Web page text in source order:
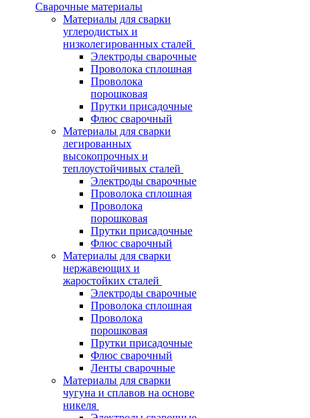
Сварочные материалы
Материалы для сварки
углеродистых и
низколегированных сталей
Электроды сварочные
Проволока сплошная
Проволока
порошковая
Прутки присадочные
Флюс сварочный
Материалы для сварки
легированных
высокопрочных и
теплоустойчивых сталей
Электроды сварочные
Проволока сплошная
Проволока
порошковая
Прутки присадочные
Флюс сварочный
Материалы для сварки
нержавеющих и
жаростойких сталей
Электроды сварочные
Проволока сплошная
Проволока
порошковая
Прутки присадочные
Флюс сварочный
Ленты сварочные
Материалы для сварки
чугуна и сплавов на основе
никеля